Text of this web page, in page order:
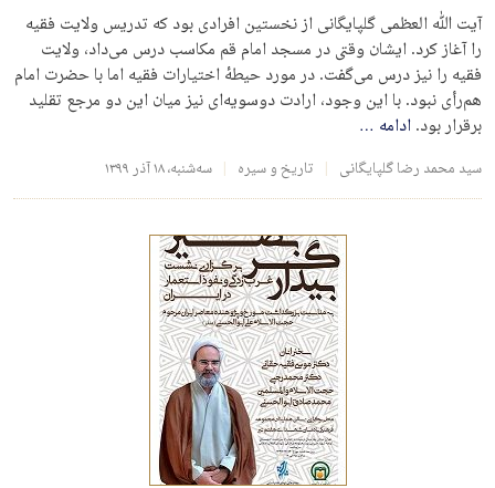
آیت الله العظمی گلپایگانی از نخستین افرادی بود که تدریس ولایت فقیه
را آغاز کرد. ایشان وقتی در مسجد امام قم مکاسب درس می‌داد، ولایت
فقیه را نیز درس می‌گفت. در مورد حیطهٔ اختیارات فقیه اما با حضرت امام
هم‌رأی نبود. با این وجود، ارادت دوسویه‌ای نیز میان این دو مرجع تقلید
برقرار بود.ادامه …
سید محمد رضا گلپایگانی تاریخ و سیره سه‌شنبه، ۱۸ آذر ۱۳۹۹